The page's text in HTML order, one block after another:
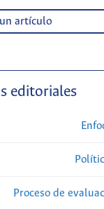
artículo
editoriales
Proceso de